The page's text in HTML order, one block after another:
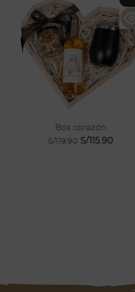
Box corazón
S/119.90 S/ 115.90